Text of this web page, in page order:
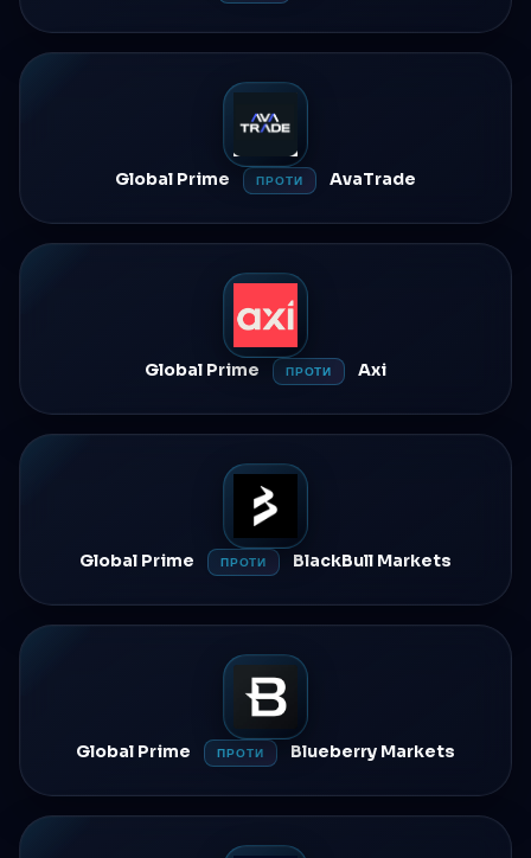
Global Prime ПРОТИ AvaTrade
Global Prime ПРОТИ Axi
Global Prime ПРОТИ BlackBull Markets
Global Prime ПРОТИ Blueberry Markets